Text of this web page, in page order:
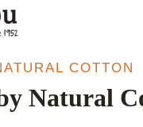
COTTON
Natural